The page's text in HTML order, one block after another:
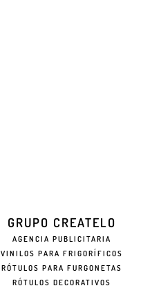
GRUPO CREATELO
AGENCIA PUBLICITARIA
VINILOS PARA FRIGORÍFICOS
RÓTULOS PARA FURGONETAS
RÓTULOS DECORATIVOS